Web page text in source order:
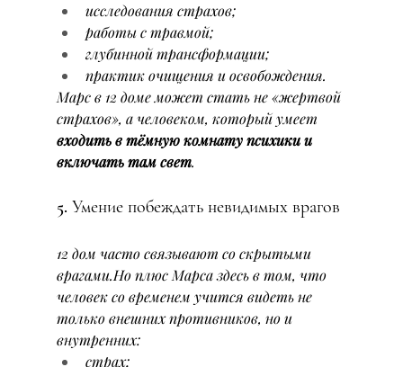
исследования страхов;
работы с травмой;
глубинной трансформации;
практик очищения и освобождения.
Марс в 12 доме может стать не «жертвой
страхов», а человеком, который умеет
входить в тёмную комнату психики и
включать там свет.
5. Умение побеждать невидимых врагов
12 дом часто связывают со скрытыми
врагами.Но плюс Марса здесь в том, что
человек со временем учится видеть не
только внешних противников, но и
внутренних:
страх;